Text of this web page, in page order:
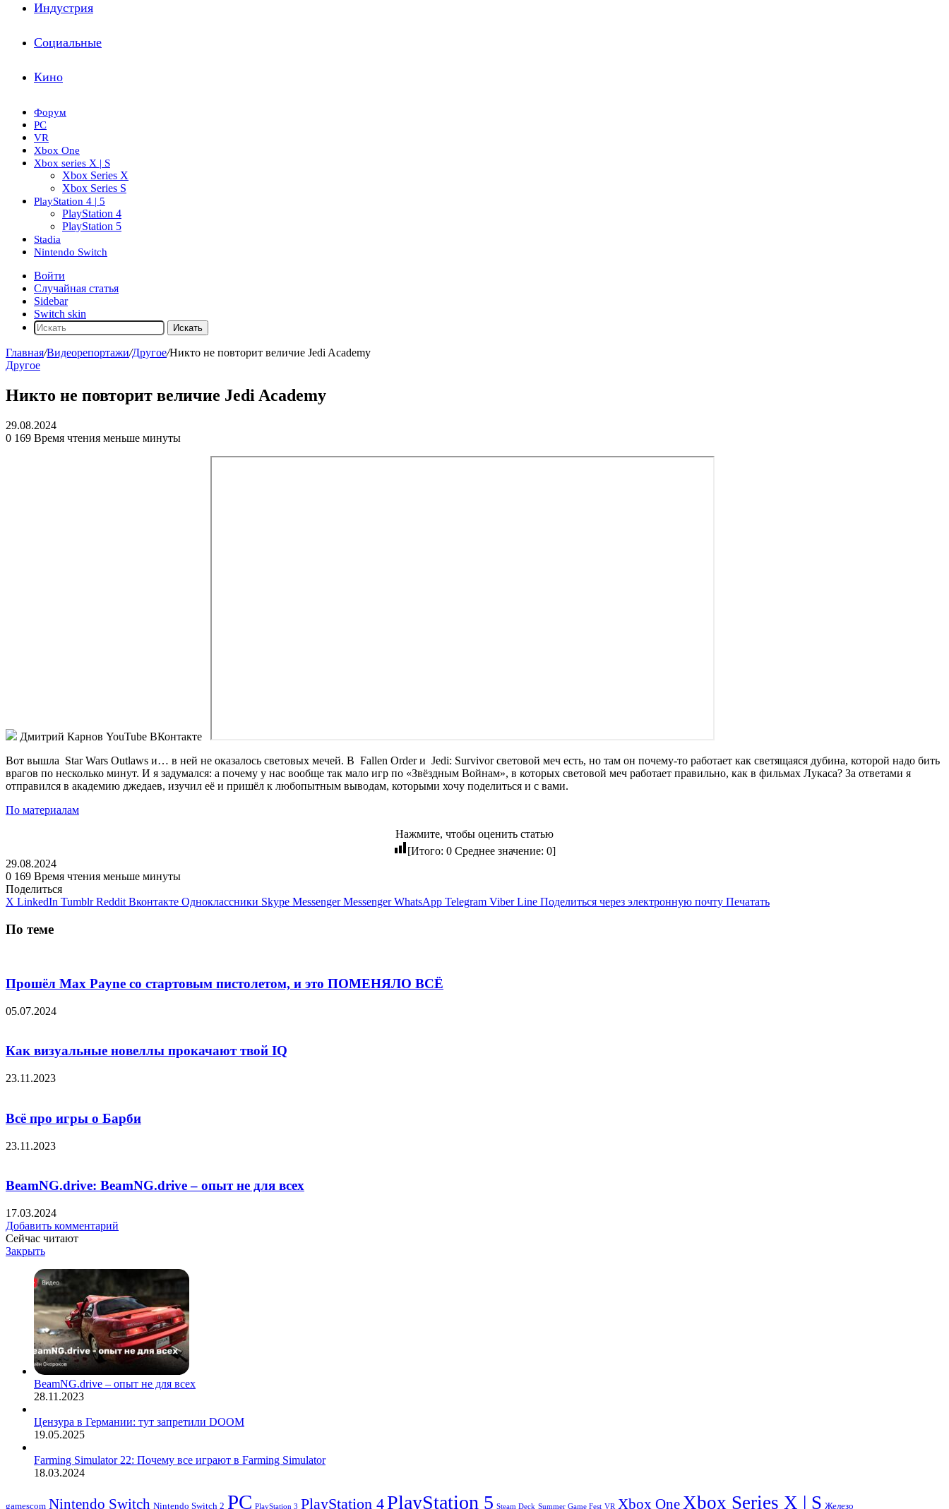
Индустрия
Социальные
Кино
Форум
PC
VR
Xbox One
Xbox series X | S
Xbox Series X
Xbox Series S
PlayStation 4 | 5
PlayStation 4
PlayStation 5
Stadia
Nintendo Switch
Войти
Случайная статья
Sidebar
Switch skin
Искать
Главная/Видеорепортажи/Другое/Никто не повторит величие Jedi Academy
Другое
Никто не повторит величие Jedi Academy
29.08.2024
0 169 Время чтения меньше минуты
Дмитрий Карнов YouTube ВКонтакте
Вот вышла Star Wars Outlaws и… в ней не оказалось световых мечей. В Fallen Orderи Jedi: Survivorсветовой меч есть, но там он почему-то работает как светящаяся дубина, которой надо бить
врагов по несколько минут. И я задумался: а почему у нас вообще так мало игр по «Звёздным Войнам», в которых световой меч работает правильно, как в фильмах Лукаса? За ответами я
отправился в академию джедаев, изучил её и пришёл к любопытным выводам, которыми хочу поделиться и с вами.
По материалам
Нажмите, чтобы оценить статью
[Итого: 0 Среднее значение: 0]
29.08.2024
0 169 Время чтения меньше минуты
Поделиться
X LinkedIn Tumblr Reddit Вконтакте Одноклассники Skype Messenger Messenger WhatsApp Telegram Viber Line Поделиться через электронную почту Печатать
По теме
Прошёл Max Payne со стартовым пистолетом, и это ПОМЕНЯЛО ВСЁ
05.07.2024
Как визуальные новеллы прокачают твой IQ
23.11.2023
Всё про игры о Барби
23.11.2023
BeamNG.drive: BeamNG.drive – опыт не для всех
17.03.2024
Добавить комментарий
Сейчас читают
Закрыть
BeamNG.drive – опыт не для всех
28.11.2023
Цензура в Германии: тут запретили DOOM
19.05.2025
Farming Simulator 22: Почему все играют в Farming Simulator
18.03.2024
gamescom Nintendo Switch Nintendo Switch 2 PC PlayStation 3 PlayStation 4PlayStation 5 Steam Deck Summer Game Fest VR Xbox OneXbox Series X | S Железо